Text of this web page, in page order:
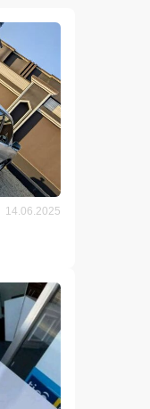
14.06.2025